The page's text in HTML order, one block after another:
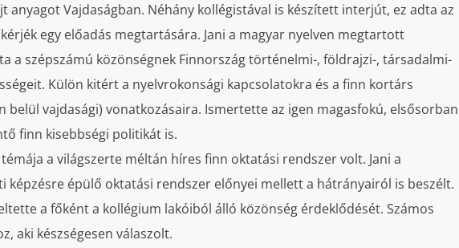
anyagot Vajdaságban. Néhány kollégistával is készített interjút, ez adta az
egy előadás megtartására. Jani a magyar nyelven megtartott
a szépszámú közönségnek Finnország történelmi-, földrajzi-, társadalmi-
Külön kitért a nyelvrokonsági kapcsolatokra és a finn kortárs
belül vajdasági) vonatkozásaira. Ismertette az igen magasfokú, elsősorban
finn kisebbségi politikát is.
a világszerte méltán híres finn oktatási rendszer volt. Jani a
képzésre épülő oktatási rendszer előnyei mellett a hátrányairól is beszélt.
a főként a kollégium lakóiból álló közönség érdeklődését. Számos
aki készségesen válaszolt.